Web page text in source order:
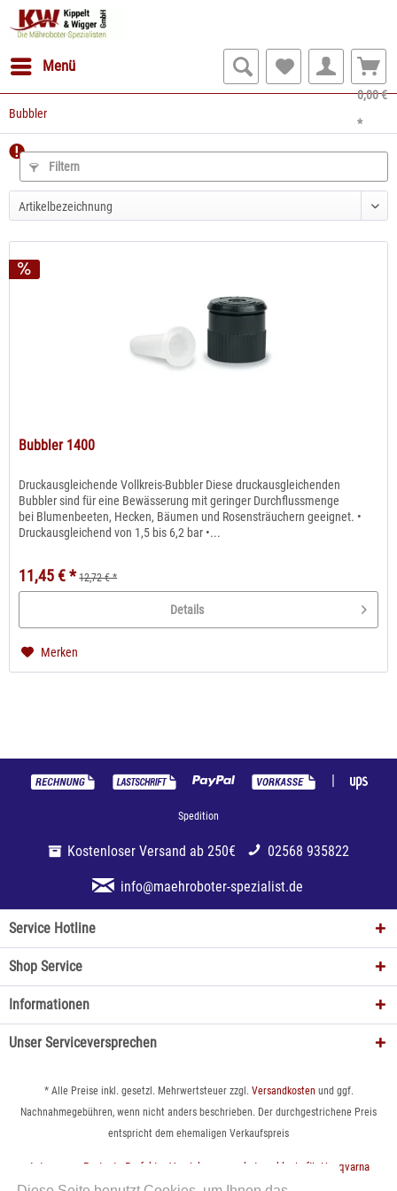
Menü
0,00 €
*
Bubbler
Filtern
Bubbler 1400
Druckausgleichende Vollkreis-Bubbler Diese druckausgleichenden
Bubbler sind für eine Bewässerung mit geringer Durchflussmenge
bei Blumenbeeten, Hecken, Bäumen und Rosensträuchern geeignet. •
Druckausgleichend von 1,5 bis 6,2 bar •...
11,45 € * 12,72 € *
Details
Merken
|
Spedition
Kostenloser Versand ab 250€ 02568 935822
info@maehroboter-spezialist.de
Service Hotline
Shop Service
Informationen
Unser Serviceversprechen
* Alle Preise inkl. gesetzl. Mehrwertsteuer zzgl. Versandkosten und ggf.
Nachnahmegebühren, wenn nicht anders beschrieben. Der durchgestrichene Preis
entspricht dem ehemaligen Verkaufspreis
Automower Protect - Perfekter Versicherungsschutz exklusiv für Husqvarna